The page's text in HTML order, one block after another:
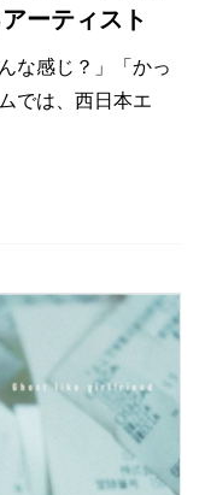
ーティスト
な感じ？」「かっ
では、西日本エ